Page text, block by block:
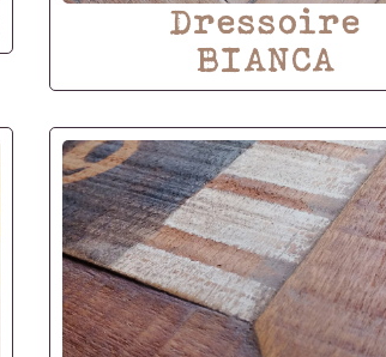
Dressoire
BIANCA